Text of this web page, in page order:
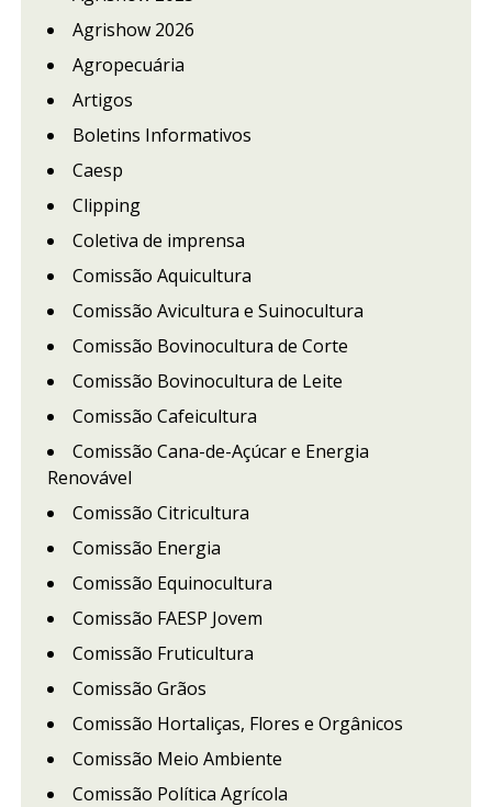
Agrishow 2026
Agropecuária
Artigos
Boletins Informativos
Caesp
Clipping
Coletiva de imprensa
Comissão Aquicultura
Comissão Avicultura e Suinocultura
Comissão Bovinocultura de Corte
Comissão Bovinocultura de Leite
Comissão Cafeicultura
Comissão Cana-de-Açúcar e Energia
Renovável
Comissão Citricultura
Comissão Energia
Comissão Equinocultura
Comissão FAESP Jovem
Comissão Fruticultura
Comissão Grãos
Comissão Hortaliças, Flores e Orgânicos
Comissão Meio Ambiente
Comissão Política Agrícola